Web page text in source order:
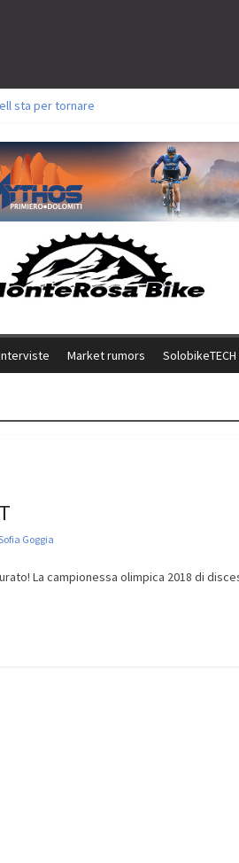
sta per tornare
Grossmann e Gallis. Signorelli 5^ la
l’ultima sfida agonistica di una
firma il secondo argento azzurro a
Market rumors SolobikeTECH
Goggia
La campionessa olimpica 2018 di